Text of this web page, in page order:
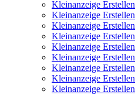
Kleinanzeige Erstellen
Kleinanzeige Erstellen
Kleinanzeige Erstellen
Kleinanzeige Erstellen
Kleinanzeige Erstellen
Kleinanzeige Erstellen
Kleinanzeige Erstellen
Kleinanzeige Erstellen
Kleinanzeige Erstellen